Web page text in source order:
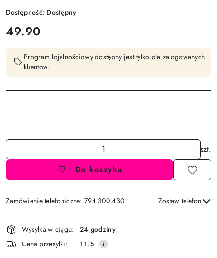
Dostępność: Dostępny
cena:
49.90
Program lojalnościowy dostępny jest tylko dla zalogowanych
klientów.
Ilość
szt.
Do koszyka
Zamówienie telefoniczne: 794 300 430 Zostaw telefon
Wyślij
Dostępność
i
dostawa
Wysyłka w ciągu:
24 godziny
Cena przesyłki:
11.5